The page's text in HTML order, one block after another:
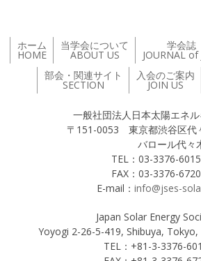
ホーム
HOME
当学会について
ABOUT US
学会誌
JOURNAL of
部会・関連サイト
SECTION
入会のご案内
JOIN US
一般社団法人日本太陽エネ
〒151-0053 東京都渋谷区代
バロール代々木
TEL：03-3376-6015
FAX：03-3376-6720
E-mail： info@jses-
Japan Solar Energy
Yoyogi 2-26-5-419, Shibuya, Tokyo,
TEL：+81-3-3376-